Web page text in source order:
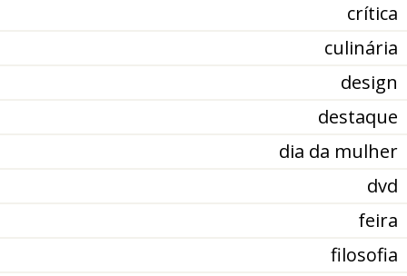
crítica
culinária
design
destaque
dia da mulher
dvd
feira
filosofia